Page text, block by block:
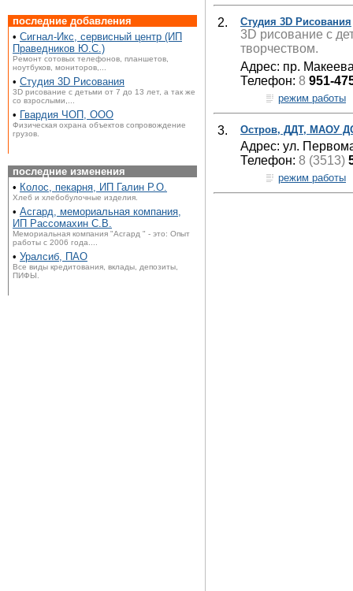
последние добавления
• Сигнал-Икс, сервисный центр (ИП
Праведников Ю.С.)
Ремонт сотовых телефонов, планшетов,
ноутбуков, мониторов,...
• Студия 3D Рисования
3D рисование с детьми от 7 до 13 лет, а так же
со взрослыми,...
• Гвардия ЧОП, ООО
Физическая охрана объектов сопровождение
грузов.
последние изменения
• Колос, пекарня, ИП Галин Р.О.
Хлеб и хлебобулочные изделия.
• Асгард, мемориальная компания,
ИП Рассомахин С.В.
Мемориальная компания "Асгард " - это: Опыт
работы с 2006 года....
• Уралсиб, ПАО
Все виды кредитования, вклады, депозиты,
ПИФЫ.
2. Студия 3D Рисования
3D рисование с
творчеством.
Адрес: пр.
Телефон: 8 951-
режим работы
3. Остров, ДДТ, МАОУ
Адрес: ул.
Телефон: 8 (3513)
режим работы